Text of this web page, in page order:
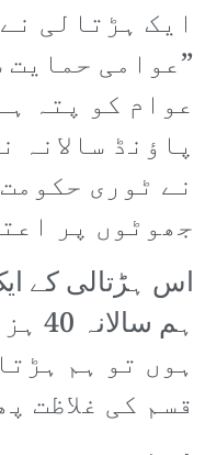
ایک ہڑتالی
”عوامی
پاؤنڈ
نے ٹوری
جھوٹوں پر
اس ہڑتالی کے
ہم
ہوں تو ہم
قسم کی غلاظت